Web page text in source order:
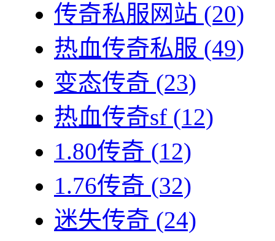
传奇私服网站 (20)
热血传奇私服 (49)
变态传奇 (23)
热血传奇sf (12)
1.80传奇 (12)
1.76传奇 (32)
迷失传奇 (24)